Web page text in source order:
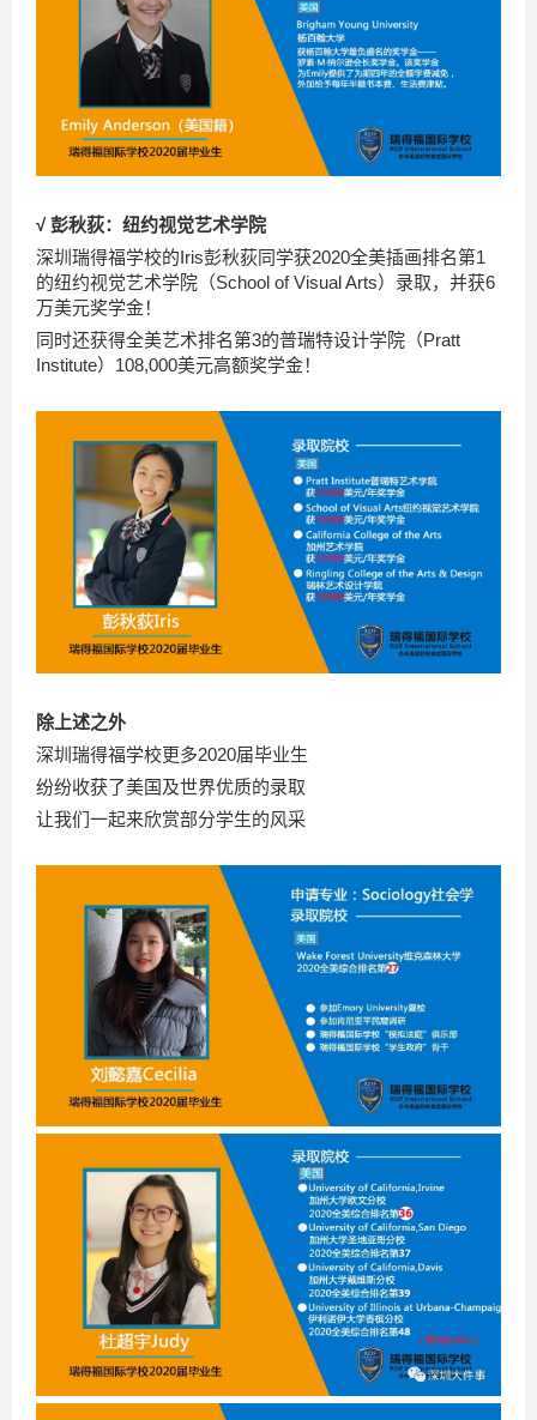
√ 彭秋荻：纽约视觉艺术学院
深圳瑞得福学校的Iris彭秋荻同学获2020全美插画排名第1
的纽约视觉艺术学院（School of Visual Arts）录取，并获6
万美元奖学金！
同时还获得全美艺术排名第3的普瑞特设计学院（Pratt
Institute）108,000美元高额奖学金！
除上述之外
深圳瑞得福学校更多2020届毕业生
纷纷收获了美国及世界优质的录取
让我们一起来欣赏部分学生的风采